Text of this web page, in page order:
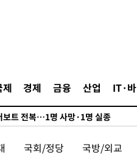
제 경제 금융 산업 IT·
0.6% 나스닥 1.3%↑
실종 60대, 닷새 만에 숨진 채 발견
보트 전복…1명 사망·1명 실종
접대 논란 사과…쇄신의 기회로 삼겠
국회/정당 국방/외교